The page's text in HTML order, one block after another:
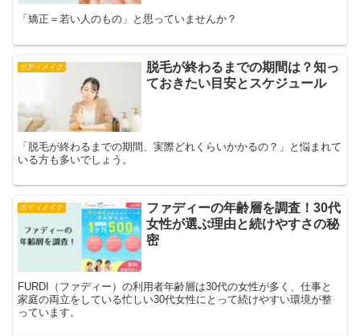
「矯正＝若い人のもの」と思っていませんか？
ボディメイク
脱毛が終わるまでの期間は？知っ
ておきたい目安とスケジュール
「脱毛が終わるまでの期間、実際どれくらいかかるの？」と悩まれて
いる方も多いでしょう。
ボディメイク
ファディーの年齢層を調査！30代
女性が選ぶ理由と続けやすさの秘
密
FURDI（ファディー）の利用者年齢層は30代の女性が多く、仕事と
家庭の両立をしている忙しい30代女性にとって続けやすい環境が整
っています。